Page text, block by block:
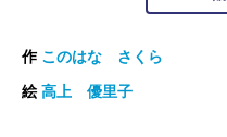
作 このはな さくら
絵高上 優里子